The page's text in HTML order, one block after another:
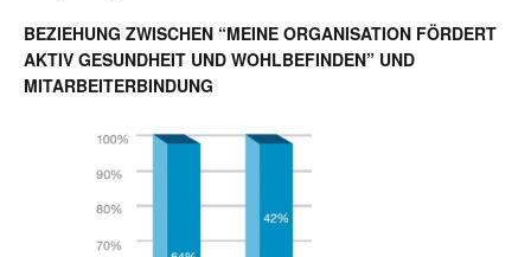
BEZIEHUNG ZWISCHEN “MEINE ORGANISATION FÖRDERT
AKTIV GESUNDHEIT UND WOHLBEFINDEN” UND
MITARBEITERBINDUNG